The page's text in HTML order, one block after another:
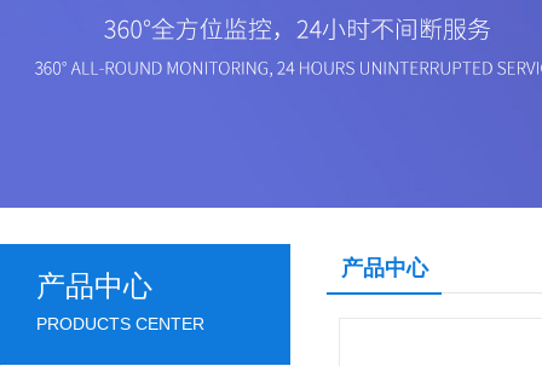
产品中心
PRODUCTS CENTER
产品中心